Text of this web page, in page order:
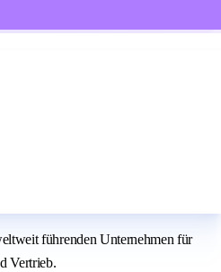
führenden Unternehmen für
Vertrieb.